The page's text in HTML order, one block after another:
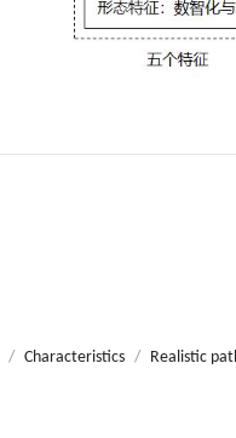
/ Characteristics / Realistic